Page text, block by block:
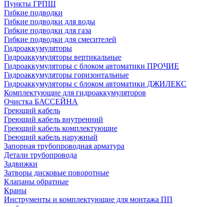
Пункты ГРПШ
Гибкие подводки
Гибкие подводки для воды
Гибкие подводки для газа
Гибкие подводки для смесителей
Гидроаккумуляторы
Гидроаккумуляторы вертикальные
Гидроаккумуляторы с блоком автоматики ПРОЧИЕ
Гидроаккумуляторы горизонтальные
Гидроаккумуляторы с блоком автоматики ДЖИЛЕКС
Комплектующие для гидроаккумуляторов
Очистка БАССЕЙНА
Греющий кабель
Греющий кабель внутренний
Греющий кабель комплектующие
Греющий кабель наружный
Запорная трубопроводная арматура
Детали трубопровода
Задвижки
Затворы дисковые поворотные
Клапаны обратные
Краны
Инструменты и комплектующие для монтажа ПП